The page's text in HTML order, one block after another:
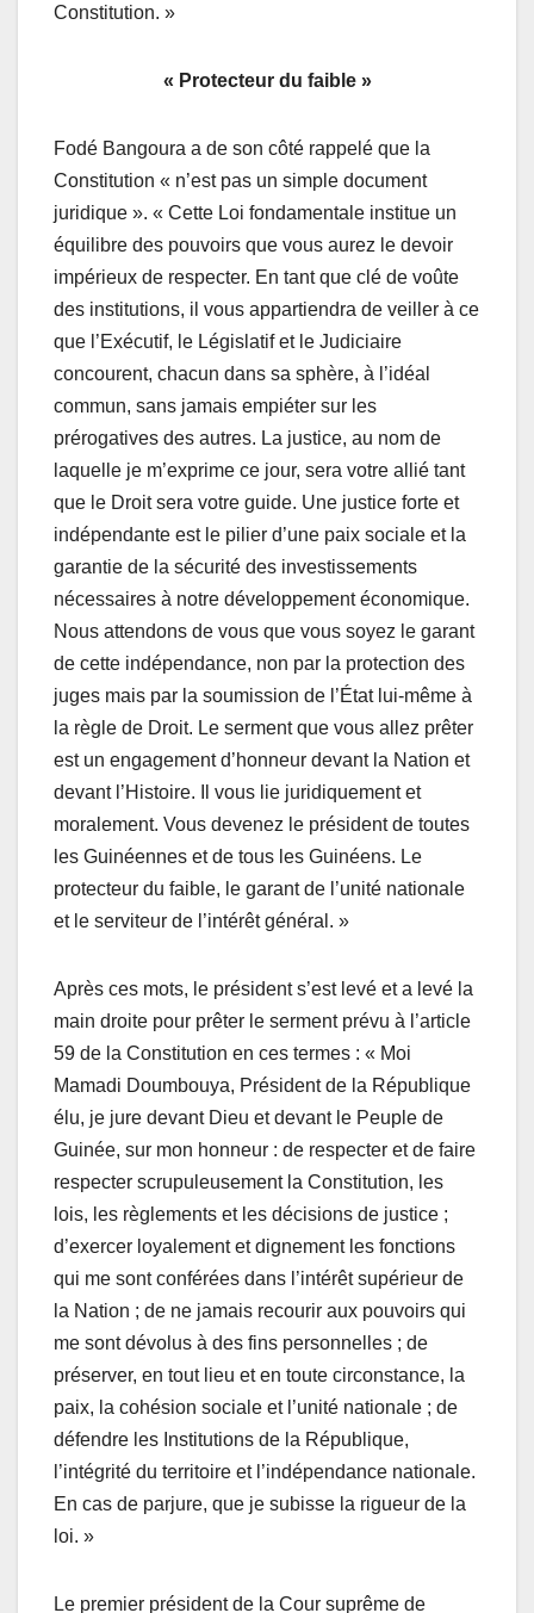
Constitution. »
« Protecteur du faible »
Fodé Bangoura a de son côté rappelé que la
Constitution « n’est pas un simple document
juridique ». « Cette Loi fondamentale institue un
équilibre des pouvoirs que vous aurez le devoir
impérieux de respecter. En tant que clé de voûte
des institutions, il vous appartiendra de veiller à ce
que l’Exécutif, le Législatif et le Judiciaire
concourent, chacun dans sa sphère, à l’idéal
commun, sans jamais empiéter sur les
prérogatives des autres. La justice, au nom de
laquelle je m’exprime ce jour, sera votre allié tant
que le Droit sera votre guide. Une justice forte et
indépendante est le pilier d’une paix sociale et la
garantie de la sécurité des investissements
nécessaires à notre développement économique.
Nous attendons de vous que vous soyez le garant
de cette indépendance, non par la protection des
juges mais par la soumission de l’État lui-même à
la règle de Droit. Le serment que vous allez prêter
est un engagement d’honneur devant la Nation et
devant l’Histoire. Il vous lie juridiquement et
moralement. Vous devenez le président de toutes
les Guinéennes et de tous les Guinéens. Le
protecteur du faible, le garant de l’unité nationale
et le serviteur de l’intérêt général. »
Après ces mots, le président s’est levé et a levé la
main droite pour prêter le serment prévu à l’article
59 de la Constitution en ces termes : « Moi
Mamadi Doumbouya, Président de la République
élu, je jure devant Dieu et devant le Peuple de
Guinée, sur mon honneur : de respecter et de faire
respecter scrupuleusement la Constitution, les
lois, les règlements et les décisions de justice ;
d’exercer loyalement et dignement les fonctions
qui me sont conférées dans l’intérêt supérieur de
la Nation ; de ne jamais recourir aux pouvoirs qui
me sont dévolus à des fins personnelles ; de
préserver, en tout lieu et en toute circonstance, la
paix, la cohésion sociale et l’unité nationale ; de
défendre les Institutions de la République,
l’intégrité du territoire et l’indépendance nationale.
En cas de parjure, que je subisse la rigueur de la
loi. »
Le premier président de la Cour suprême de